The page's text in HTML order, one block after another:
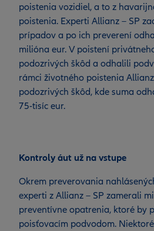
poistenia vozidiel, a to z
poistenia. Experti Allianz – SP
prípadov a po ich preverení
milióna eur. V poistení
podozrivých škôd a odhalili
rámci životného poistenia
podozrivých škôd, kde suma
75-tisíc eur.
Kontroly áut už na vstupe
Okrem preverovania
experti z Allianz – SP zamerali
preventívne opatrenia, ktoré by
poisťovacím podvodom.